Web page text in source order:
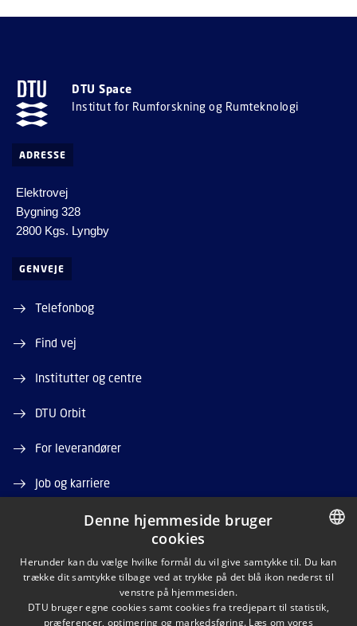
DTU Space
Institut for Rumforskning og Rumteknologi
ADRESSE
Elektrovej
Bygning 328
2800 Kgs. Lyngby
GENVEJE
Telefonbog
Find vej
Institutter og centre
DTU Orbit
For leverandører
Job og karriere
Ledige stillinger
DANISH
ENGLISH
Denne hjemmeside bruger
cookies
Herunder kan du vælge hvilke formål du vil give samtykke til. Du kan
trække dit samtykke tilbage ved at trykke på det blå ikon nederst til
venstre på hjemmesiden.
DTU bruger egne cookies samt cookies fra tredjepart til statistik,
præferencer, optimering og markedsføring. Læs om vores